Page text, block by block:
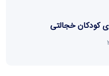
کودکان خجالتی